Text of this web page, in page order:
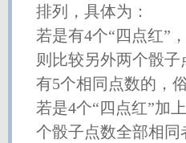
排列，具体为：
若是有4个“四点红”
则比较另外两个骰
有5个相同点数的，
若是4个“四点红”加
个骰子点数全部相同